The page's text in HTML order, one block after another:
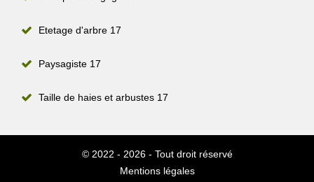
Etetage d'arbre 17
Paysagiste 17
Taille de haies et arbustes 17
© 2022 - 2026 - Tout droit réservé
Mentions légales